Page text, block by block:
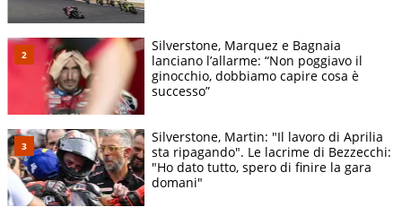
Silverstone, Marquez e Bagnaia
lanciano l’allarme: “Non poggiavo il
ginocchio, dobbiamo capire cosa è
successo”
Silverstone, Martin: "Il lavoro di Aprilia
sta ripagando". Le lacrime di Bezzecchi:
"Ho dato tutto, spero di finire la gara
domani"